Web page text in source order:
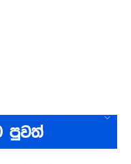
පුවත්